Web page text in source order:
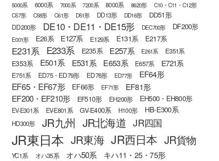
5000系 6000系 7000系 7200系 8000系 8620形
C10・C11・C12形
C57形
C58形 C61形 D51形 DD13形 DD16形 DD51形
DD200形 DE10・DE11・DE15形 DEC700形 DF200形
E001形 E26系 E127系 E129系 E131系 E217系
E231系 E233系 E235系 E257系 E261系 E351系
E353系 E501系 E531系 E653系 E657系 E721系
E751系 ED75・ED79形 ED76形 ED77形 EF64形
EF65・EF67形 EF66形 EF71形
EF81形
EF200・EF210形
EF510形 EH200形 EH500・EH800形
EV-E301系 EV-E801系 GV-E400系 H100形 HB-E300系
HD300形 JR九州 JR北海道 JR四国
JR東日本 JR東海 JR西日本 JR貨物
YC1系 オハ35系 オハ50系 キハ11・25・75形